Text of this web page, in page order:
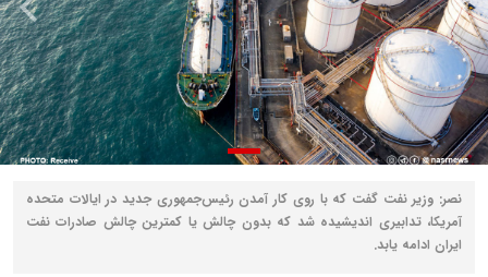
نصر: وزیر نفت گفت که با روی کار آمدن رئیس‌جمهوری جدید در ایالات متحده
آمریکا، تدابیری اندیشیده شد که بدون چالش یا کمترین چالش صادرات نفت
ایران ادامه یابد.